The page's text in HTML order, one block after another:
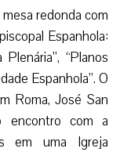
redonda com
Espanhola:
“Planos
Espanhola”. O
Roma, José San
encontro com a
em uma Igreja